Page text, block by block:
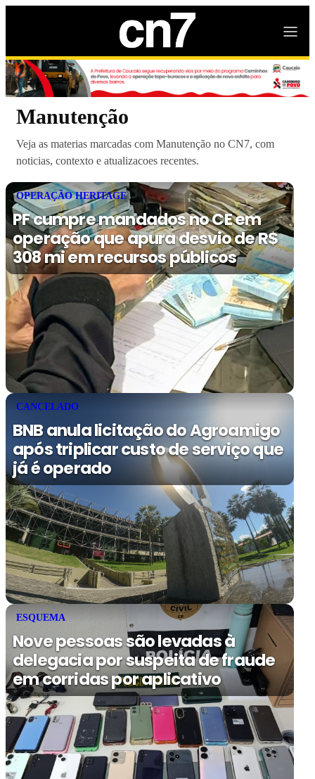
Manutenção
Veja as materias marcadas com Manutenção no CN7, com
noticias, contexto e atualizacoes recentes.
OPERAÇÃO HERITAGE
PF cumpre mandados no CE em
operação que apura desvio de R$
308 mi em recursos públicos
CANCELADO
BNB anula licitação do Agroamigo
após triplicar custo de serviço que
já é operado
ESQUEMA
Nove pessoas são levadas à
delegacia por suspeita de fraude
em corridas por aplicativo